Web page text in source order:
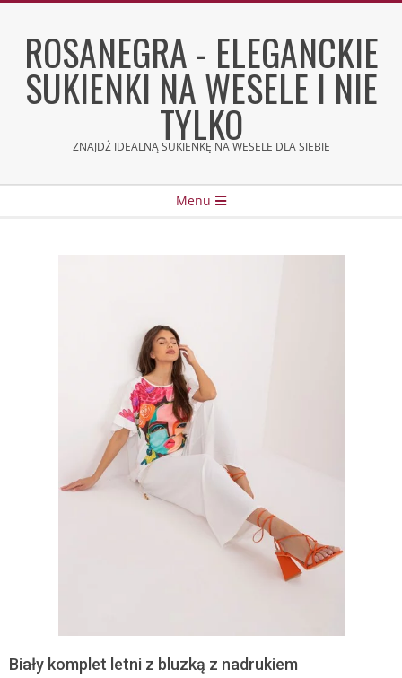
contentROSANEGRA - ELEGANCKIE
SUKIENKI NA WESELE I NIE
TYLKO
ZNAJDŹ IDEALNĄ SUKIENKĘ NA WESELE DLA SIEBIE
Menu
Biały komplet letni z bluzką z nadrukiem